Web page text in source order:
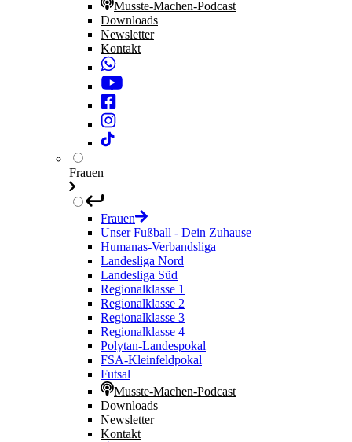
Musste-Machen-Podcast
Downloads
Newsletter
Kontakt
Frauen
Frauen
Unser Fußball - Dein Zuhause
Humanas-Verbandsliga
Landesliga Nord
Landesliga Süd
Regionalklasse 1
Regionalklasse 2
Regionalklasse 3
Regionalklasse 4
Polytan-Landespokal
FSA-Kleinfeldpokal
Futsal
Musste-Machen-Podcast
Downloads
Newsletter
Kontakt